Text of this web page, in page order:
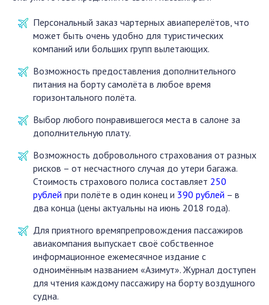
Персональный заказ чартерных авиаперелётов, что
может быть очень удобно для туристических
компаний или больших групп вылетающих.
Возможность предоставления дополнительного
питания на борту самолёта в любое время
горизонтального полёта.
Выбор любого понравившегося места в салоне за
дополнительную плату.
Возможность добровольного страхования от разных
рисков – от несчастного случая до утери багажа.
Стоимость страхового полиса составляет 250
рублей при полёте в один конец и 390 рублей – в
два конца (цены актуальны на июнь 2018 года).
Для приятного времяпрепровождения пассажиров
авиакомпания выпускает своё собственное
информационное ежемесячное издание с
одноимённым названием «Азимут». Журнал доступен
для чтения каждому пассажиру на борту воздушного
судна.